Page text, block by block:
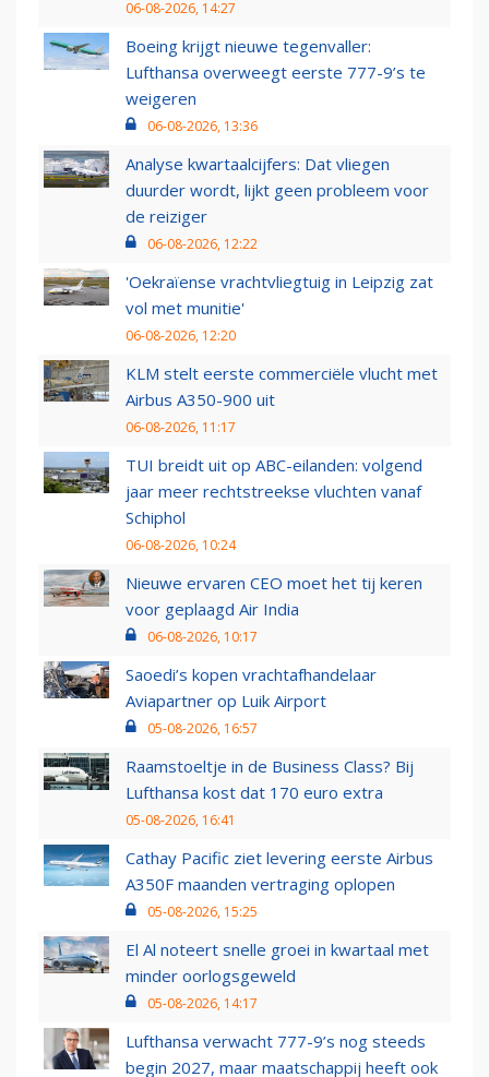
06-08-2026, 14:27
Boeing krijgt nieuwe tegenvaller:
Lufthansa overweegt eerste 777-9’s te
weigeren
06-08-2026, 13:36
Analyse kwartaalcijfers: Dat vliegen
duurder wordt, lijkt geen probleem voor
de reiziger
06-08-2026, 12:22
'Oekraïense vrachtvliegtuig in Leipzig zat
vol met munitie'
06-08-2026, 12:20
KLM stelt eerste commerciële vlucht met
Airbus A350-900 uit
06-08-2026, 11:17
TUI breidt uit op ABC-eilanden: volgend
jaar meer rechtstreekse vluchten vanaf
Schiphol
06-08-2026, 10:24
Nieuwe ervaren CEO moet het tij keren
voor geplaagd Air India
06-08-2026, 10:17
Saoedi’s kopen vrachtafhandelaar
Aviapartner op Luik Airport
05-08-2026, 16:57
Raamstoeltje in de Business Class? Bij
Lufthansa kost dat 170 euro extra
05-08-2026, 16:41
Cathay Pacific ziet levering eerste Airbus
A350F maanden vertraging oplopen
05-08-2026, 15:25
El Al noteert snelle groei in kwartaal met
minder oorlogsgeweld
05-08-2026, 14:17
Lufthansa verwacht 777-9’s nog steeds
begin 2027, maar maatschappij heeft ook